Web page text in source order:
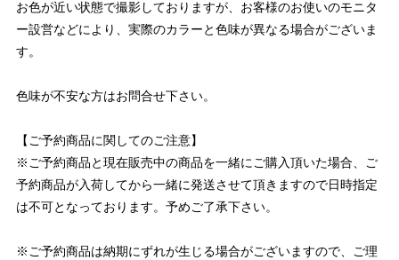
お色が近い状態で撮影しておりますが、お客様のお使いのモニタ
ー設営などにより、実際のカラーと色味が異なる場合がございま
す。
色味が不安な方はお問合せ下さい。
【ご予約商品に関してのご注意】
※ご予約商品と現在販売中の商品を一緒にご購入頂いた場合、ご
予約商品が入荷してから一緒に発送させて頂きますので日時指定
は不可となっております。予めご了承下さい。
※ご予約商品は納期にずれが生じる場合がございますので、ご理